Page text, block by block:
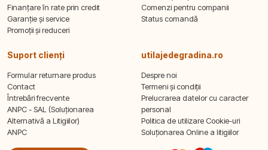
Finanțare în rate prin credit
Garanție și service
Promoții și reduceri
Comenzi pentru companii
Status comandă
Suport clienți
Formular returnare produs
Contact
Întrebări frecvente
ANPC - SAL (Soluționarea
Alternativă a Litigiilor)
ANPC
utilajedegradina.ro
Despre noi
Termeni și condiții
Prelucrarea datelor cu caracter
personal
Politica de utilizare Cookie-uri
Soluționarea Online a litigiilor